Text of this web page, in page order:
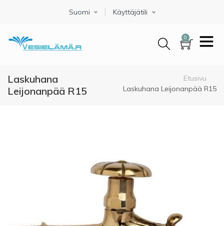
Select your language
Suomi Käyttäjätili
0
Laskuhana
Leijonanpää R15
MurupolkuEtusivu
Laskuhana Leijonanpää R15